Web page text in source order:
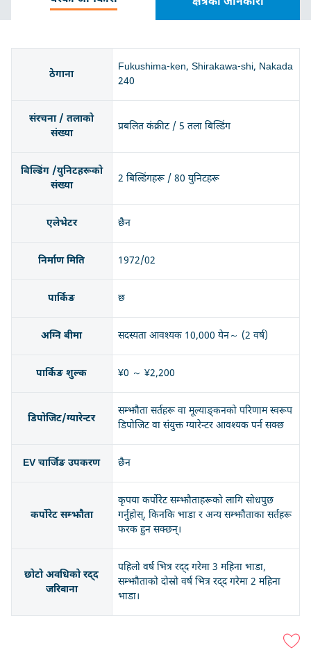
ठेगाना
Fukushima-ken, Shirakawa-shi, Nakada
240
संरचना / तलाको
संख्या
प्रबलित कंक्रीट / 5 तला बिल्डिंग
बिल्डिंग /युनिटहरूको
संख्या
2 बिल्डिंगहरू / 80 युनिटहरू
एलेभेटर छैन
निर्माण मिति 1972/02
पार्किङ छ
अग्नि बीमा सदस्यता आवश्यक 10,000 येन～ (2 वर्ष)
पार्किङ शुल्क ¥0 ～ ¥2,200
डिपोजिट/ग्यारेन्टर
सम्झौता सर्तहरू वा मूल्याङ्कनको परिणाम स्वरूप
डिपोजिट वा संयुक्त ग्यारेन्टर आवश्यक पर्न सक्छ
EV चार्जिङ उपकरण छैन
कर्पोरेट सम्झौता
कृपया कर्पोरेट सम्झौताहरूको लागि सोधपुछ
गर्नुहोस्, किनकि भाडा र अन्य सम्झौताका सर्तहरू
फरक हुन सक्छन्।
छोटो अवधिको रद्द
जरिवाना
पहिलो वर्ष भित्र रद्द गरेमा 3 महिना भाडा,
सम्झौताको दोस्रो वर्ष भित्र रद्द गरेमा 2 महिना
भाडा।